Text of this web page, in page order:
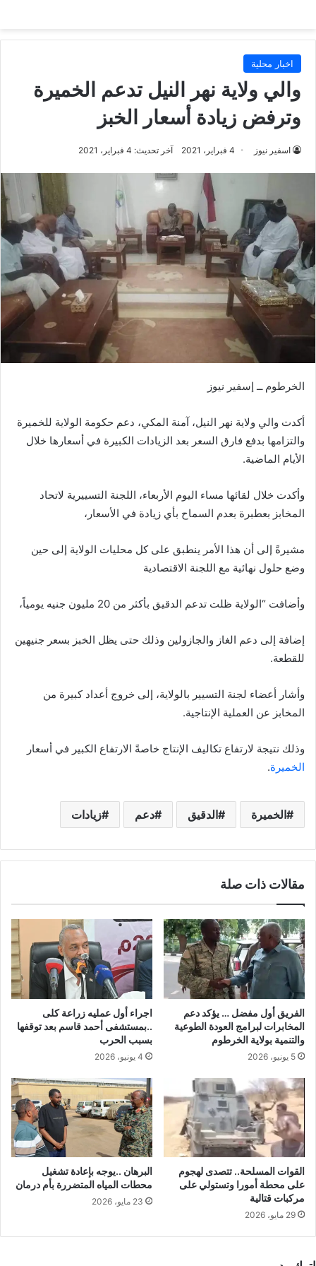
اخبار محلية
والي ولاية نهر النيل تدعم الخميرة
وترفض زيادة أسعار الخبز
اسفير نيوز 4 فبراير، 2021 آخر تحديث: 4 فبراير، 2021
الخرطوم ــ إسفير نيوز
أكدت والي ولاية نهر النيل، آمنة المكي، دعم حكومة الولاية للخميرة
والتزامها بدفع فارق السعر بعد الزيادات الكبيرة في أسعارها خلال
الأيام الماضية.
وأكدت خلال لقائها مساء اليوم الأربعاء، اللجنة التسييرية لاتحاد
المخابز بعطبرة بعدم السماح بأي زيادة في الأسعار،
مشيرةً إلى أن هذا الأمر ينطبق على كل محليات الولاية إلى حين
وضع حلول نهائية مع اللجنة الاقتصادية
وأضافت “الولاية ظلت تدعم الدقيق بأكثر من 20 مليون جنيه يومياً،
إضافة إلى دعم الغاز والجازولين وذلك حتى يظل الخبز بسعر جنيهين
للقطعة.
وأشار أعضاء لجنة التسيير بالولاية، إلى خروج أعداد كبيرة من
المخابز عن العملية الإنتاجية.
وذلك نتيجة لارتفاع تكاليف الإنتاج خاصةً الارتفاع الكبير في أسعار
الخميرة.
الخميرة الدقيق دعم زيادات
مقالات ذات صلة
الفريق أول مفضل … يؤكد دعم
المخابرات لبرامج العودة الطوعية
والتنمية بولاية الخرطوم
5 يونيو، 2026
اجراء أول عمليه زراعة كلى
..بمستشفى أحمد قاسم بعد توقفها
بسبب الحرب
4 يونيو، 2026
القوات المسلحة.. تتصدى لهجوم
على محطة أمورا وتستولي على
مركبات قتالية
29 مايو، 2026
البرهان ..يوجه بإعادة تشغيل
محطات المياه المتضررة بأم درمان
23 مايو، 2026